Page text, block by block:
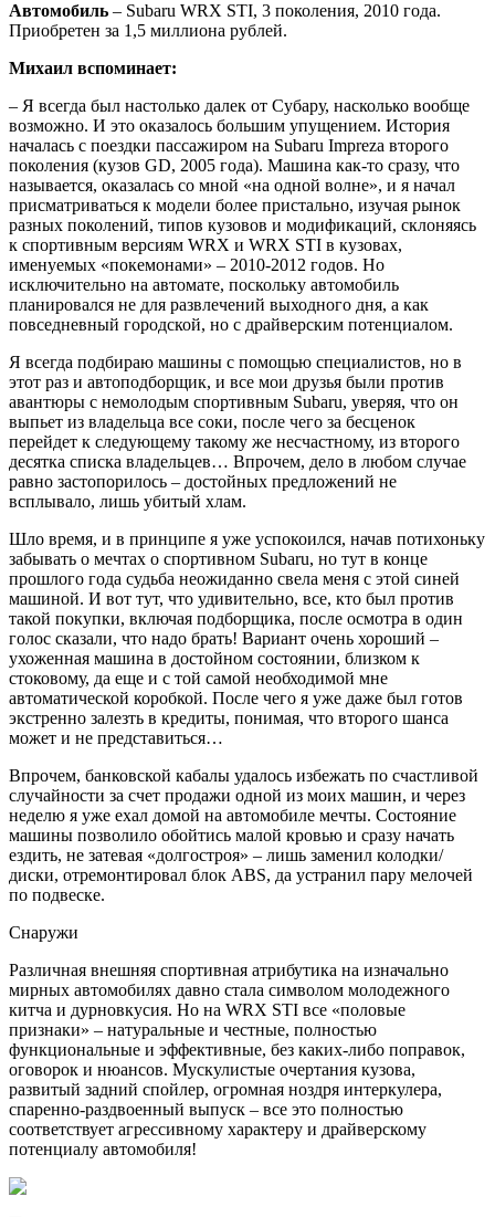
Автомобиль – Subaru WRX STI, 3 поколения, 2010 года.
Приобретен за 1,5 миллиона рублей.
Михаил вспоминает:
– Я всегда был настолько далек от Субару, насколько вообще
возможно. И это оказалось большим упущением. История
началась с поездки пассажиром на Subaru Impreza второго
поколения (кузов GD, 2005 года). Машина как-то сразу, что
называется, оказалась со мной «на одной волне», и я начал
присматриваться к модели более пристально, изучая рынок
разных поколений, типов кузовов и модификаций, склоняясь
к спортивным версиям WRX и WRX STI в кузовах,
именуемых «покемонами» – 2010-2012 годов. Но
исключительно на автомате, поскольку автомобиль
планировался не для развлечений выходного дня, а как
повседневный городской, но с драйверским потенциалом.
Я всегда подбираю машины с помощью специалистов, но в
этот раз и автоподборщик, и все мои друзья были против
авантюры с немолодым спортивным Subaru, уверяя, что он
выпьет из владельца все соки, после чего за бесценок
перейдет к следующему такому же несчастному, из второго
десятка списка владельцев… Впрочем, дело в любом случае
равно застопорилось – достойных предложений не
всплывало, лишь убитый хлам.
Шло время, и в принципе я уже успокоился, начав потихоньку
забывать о мечтах о спортивном Subaru, но тут в конце
прошлого года судьба неожиданно свела меня с этой синей
машиной. И вот тут, что удивительно, все, кто был против
такой покупки, включая подборщика, после осмотра в один
голос сказали, что надо брать! Вариант очень хороший –
ухоженная машина в достойном состоянии, близком к
стоковому, да еще и с той самой необходимой мне
автоматической коробкой. После чего я уже даже был готов
экстренно залезть в кредиты, понимая, что второго шанса
может и не представиться…
Впрочем, банковской кабалы удалось избежать по счастливой
случайности за счет продажи одной из моих машин, и через
неделю я уже ехал домой на автомобиле мечты. Состояние
машины позволило обойтись малой кровью и сразу начать
ездить, не затевая «долгостроя» – лишь заменил колодки/
диски, отремонтировал блок ABS, да устранил пару мелочей
по подвеске.
Снаружи
Различная внешняя спортивная атрибутика на изначально
мирных автомобилях давно стала символом молодежного
китча и дурновкусия. Но на WRX STI все «половые
признаки» – натуральные и честные, полностью
функциональные и эффективные, без каких-либо поправок,
оговорок и нюансов. Мускулистые очертания кузова,
развитый задний спойлер, огромная ноздря интеркулера,
спаренно-раздвоенный выпуск – все это полностью
соответствует агрессивному характеру и драйверскому
потенциалу автомобиля!